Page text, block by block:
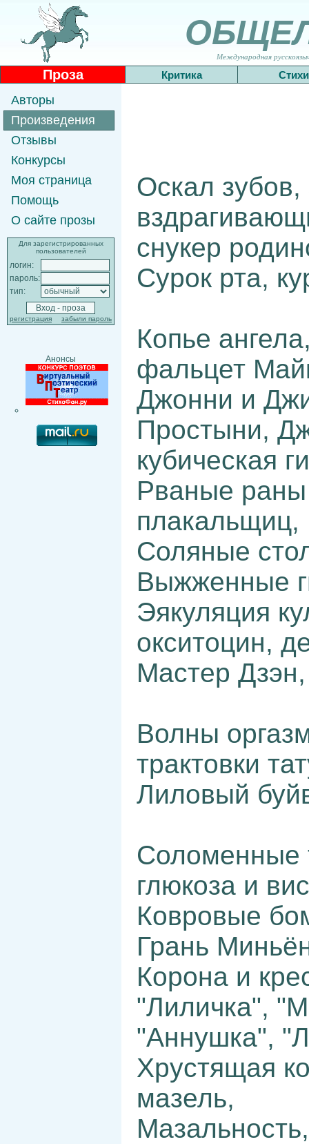
Международная
Проза Критика Стихи
Авторы
Произведения
Отзывы
Конкурсы
Моя страница
Помощь
О сайте прозы
Для зарегистрированных
пользователей
логин:
пароль:
тип:
регистрация забыли пароль
Анонсы
Оскал зубов,
снукер
Сурок рта,
Копье
фальцет
Джонни и
Простыни,
кубическая
Рваные раны
плакальщиц,
Соляные
Выжженные
Эякуляция
окситоцин,
Мастер
Волны
трактовки
Лиловый
Соломенные
глюкоза и
Ковровые
Грань
Корона и
"Лиличка",
"Аннушка",
Хрустящая
мазель,